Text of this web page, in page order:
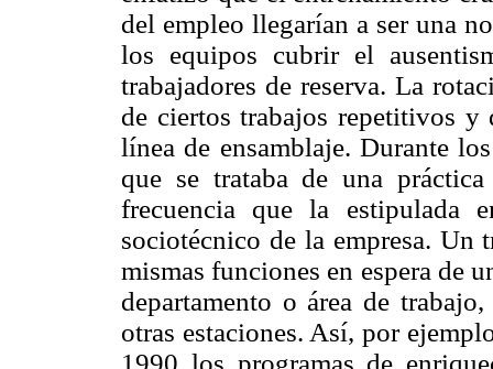
del empleo llegarían a ser una
los equipos cubrir el
trabajadores de reserva. La
de ciertos trabajos repetitivos
línea de ensamblaje. Durante
que se trataba de una
frecuencia que la estipulada
sociotécnico de la empresa. Un
mismas funciones en espera de
departamento o área de
otras estaciones. Así, por
1990 los programas de